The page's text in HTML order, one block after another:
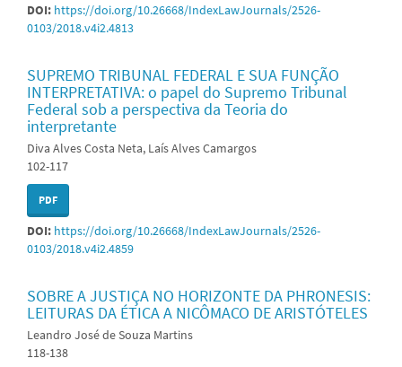
DOI: https://doi.org/10.26668/IndexLawJournals/2526-
0103/2018.v4i2.4813
SUPREMO TRIBUNAL FEDERAL E SUA FUNÇÃO
INTERPRETATIVA: o papel do Supremo Tribunal
Federal sob a perspectiva da Teoria do
interpretante
Diva Alves Costa Neta, Laís Alves Camargos
102-117
PDF
DOI: https://doi.org/10.26668/IndexLawJournals/2526-
0103/2018.v4i2.4859
SOBRE A JUSTIÇA NO HORIZONTE DA PHRONESIS:
LEITURAS DA ÉTICA A NICÔMACO DE ARISTÓTELES
Leandro José de Souza Martins
118-138